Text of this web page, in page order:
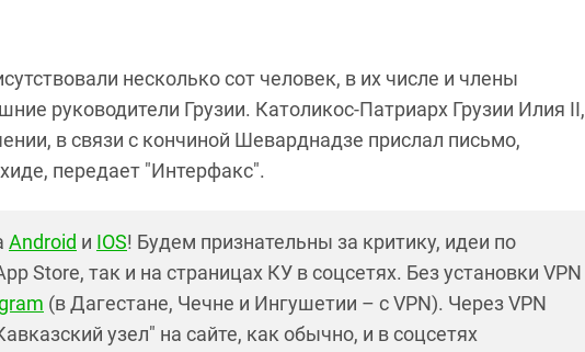
несколько сот человек, в их числе и члены
руководители Грузии. Католикос-Патриарх Грузии Илия II,
в связи с кончиной Шеварднадзе прислал письмо,
передает "Интерфакс".
Android и IOS! Будем признательны за критику, идеи по
Store, так и на страницах КУ в соцсетях. Без установки VPN
(в Дагестане, Чечне и Ингушетии – с VPN). Через VPN
узел" на сайте, как обычно, и в соцсетях